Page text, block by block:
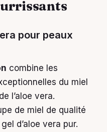
pour peaux
combine les
du miel
l’aloe vera.
de miel de qualité
d’aloe vera pur.